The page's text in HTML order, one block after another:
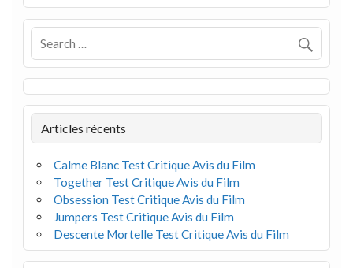
Articles récents
Calme Blanc Test Critique Avis du Film
Together Test Critique Avis du Film
Obsession Test Critique Avis du Film
Jumpers Test Critique Avis du Film
Descente Mortelle Test Critique Avis du Film